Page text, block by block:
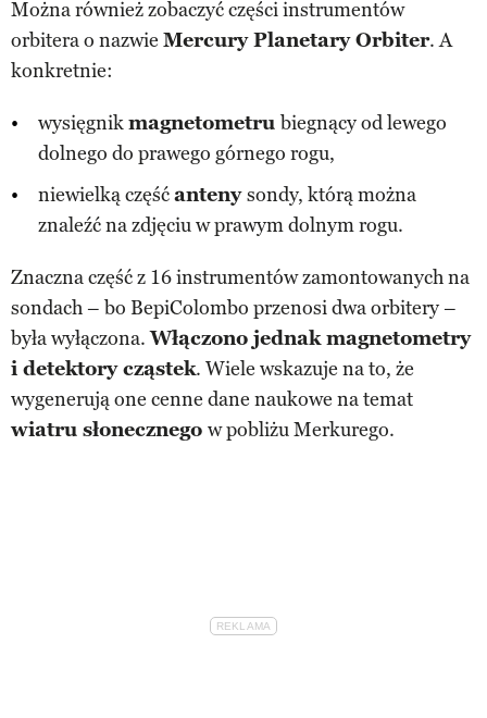
Można również zobaczyć części instrumentów
orbitera o nazwie Mercury Planetary Orbiter. A
konkretnie:
wysięgnikmagnetometru biegnący od lewego
dolnego do prawego górnego rogu,
niewielką częśćantenysondy, którą można
znaleźć na zdjęciu w prawym dolnym rogu.
Znaczna część z 16 instrumentów zamontowanych na
sondach – bo BepiColombo przenosi dwa orbitery –
była wyłączona.Włączono jednak magnetometry
i detektory cząstek. Wiele wskazuje na to, że
wygenerują one cenne dane naukowe na temat
wiatru słonecznego w pobliżu Merkurego.